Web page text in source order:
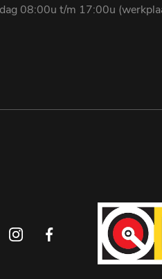
08:00u t/m 17:00u